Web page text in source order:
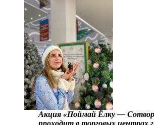
Акция «Поймай Ёлку —